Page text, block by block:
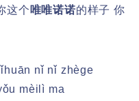
这个 唯唯诺诺的样子 你
nǐ nǐ zhège
mèilì ma